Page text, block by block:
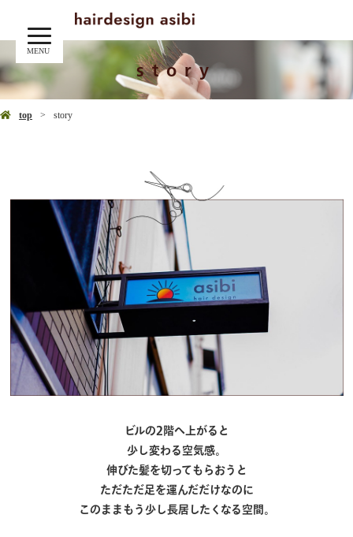
MENU
story
top story
ビルの2階へ上がると
少し変わる空気感。
伸びた髪を切ってもらおうと
ただただ足を運んだだけなのに
このままもう少し長居したくなる空間。